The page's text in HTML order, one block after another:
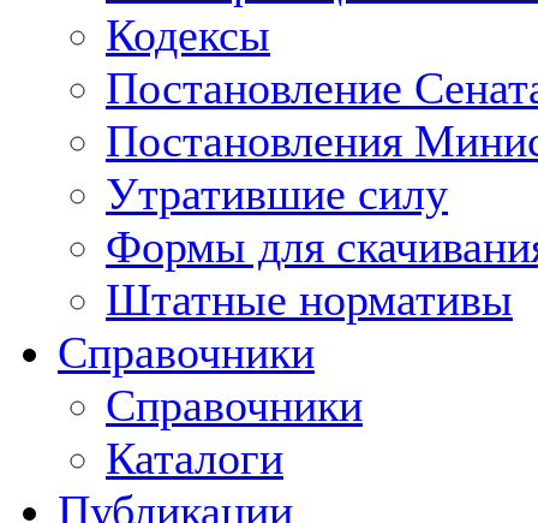
Кодексы
Постановление
Постановления
Утратившие силу
Формы для
Штатные нормативы
Справочники
Справочники
Каталоги
Публикации